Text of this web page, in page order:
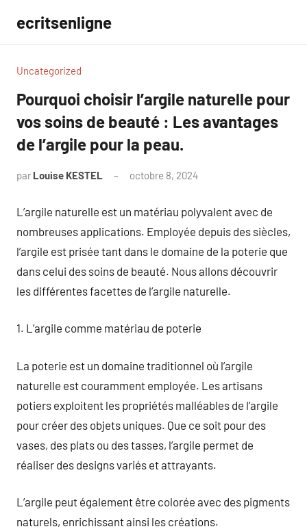
contenu
ecritsenligne
Uncategorized
Pourquoi choisir l’argile naturelle pour
vos soins de beauté : Les avantages
de l’argile pour la peau.
par Louise KESTEL octobre 8, 2024
L’argile naturelle est un matériau polyvalent avec de
nombreuses applications. Employée depuis des siècles,
l’argile est prisée tant dans le domaine de la poterie que
dans celui des soins de beauté. Nous allons découvrir
les différentes facettes de l’argile naturelle.
1. L’argile comme matériau de poterie
La poterie est un domaine traditionnel où l’argile
naturelle est couramment employée. Les artisans
potiers exploitent les propriétés malléables de l’argile
pour créer des objets uniques. Que ce soit pour des
vases, des plats ou des tasses, l’argile permet de
réaliser des designs variés et attrayants.
L’argile peut également être colorée avec des pigments
naturels, enrichissant ainsi les créations.